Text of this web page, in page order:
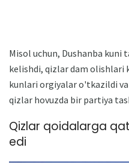
Misol uchun, Dushanba kuni
kelishdi, qizlar dam olishlari
kunlari orgiyalar o'tkazildi
qizlar hovuzda bir partiya
Qizlar qoidalarga
edi